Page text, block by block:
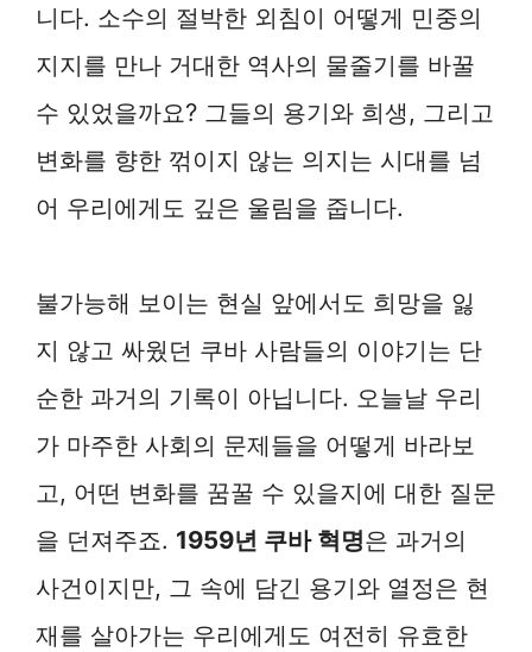
니다. 소수의 절박한 외침이 어떻게 민중의
지지를 만나 거대한 역사의 물줄기를 바꿀
수 있었을까요? 그들의 용기와 희생, 그리고
변화를 향한 꺾이지 않는 의지는 시대를 넘
어 우리에게도 깊은 울림을 줍니다.
불가능해 보이는 현실 앞에서도 희망을 잃
지 않고 싸웠던 쿠바 사람들의 이야기는 단
순한 과거의 기록이 아닙니다. 오늘날 우리
가 마주한 사회의 문제들을 어떻게 바라보
고, 어떤 변화를 꿈꿀 수 있을지에 대한 질문
을 던져주죠. 1959년 쿠바 혁명은 과거의
사건이지만, 그 속에 담긴 용기와 열정은 현
재를 살아가는 우리에게도 여전히 유효한